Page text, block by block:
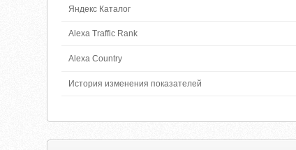
Яндекс Каталог
Alexa Traffic Rank
Alexa Country
История изменения показателей